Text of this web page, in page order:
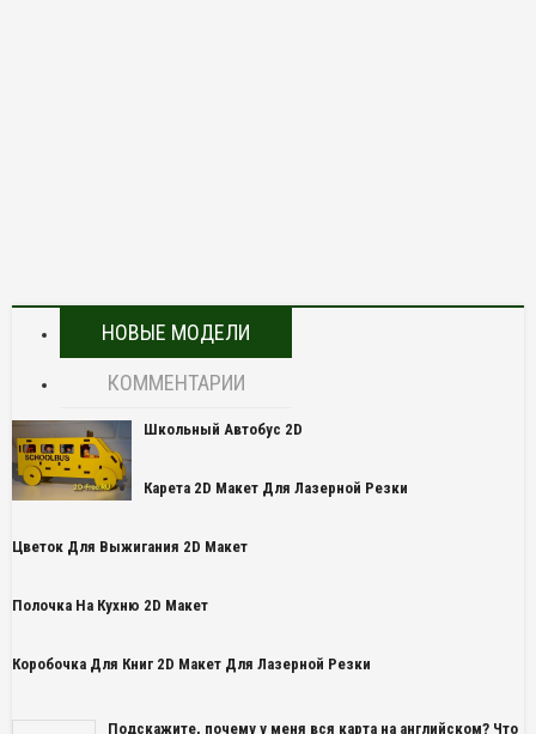
НОВЫЕ МОДЕЛИ
КОММЕНТАРИИ
Школьный Автобус 2D
Карета 2D Макет Для Лазерной Резки
Цветок Для Выжигания 2D Макет
Полочка На Кухню 2D Макет
Коробочка Для Книг 2D Макет Для Лазерной Резки
Подскажите, почему у меня вся карта на английском? Что